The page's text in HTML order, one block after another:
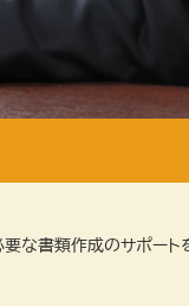
な書類作成のサポート